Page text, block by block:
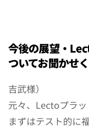
今後の展望・
ついてお聞かせ
吉武様）
元々、Lectoプラッ
まずはテスト的に